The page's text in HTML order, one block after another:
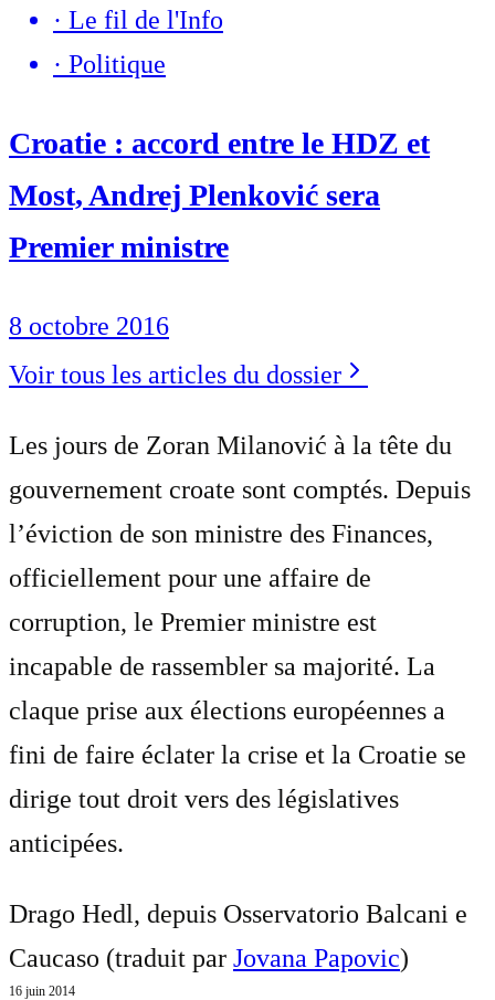
· Le fil de l'Info
· Politique
Croatie : accord entre le HDZ et
Most, Andrej Plenković sera
Premier ministre
8 octobre 2016
Voir tous les articles du dossier
Les jours de Zoran Milanović à la tête du
gouvernement croate sont comptés. Depuis
l’éviction de son ministre des Finances,
officiellement pour une affaire de
corruption, le Premier ministre est
incapable de rassembler sa majorité. La
claque prise aux élections européennes a
fini de faire éclater la crise et la Croatie se
dirige tout droit vers des législatives
anticipées.
Drago Hedl, depuis Osservatorio Balcani e
Caucaso (traduit par Jovana Papovic)
16 juin 2014